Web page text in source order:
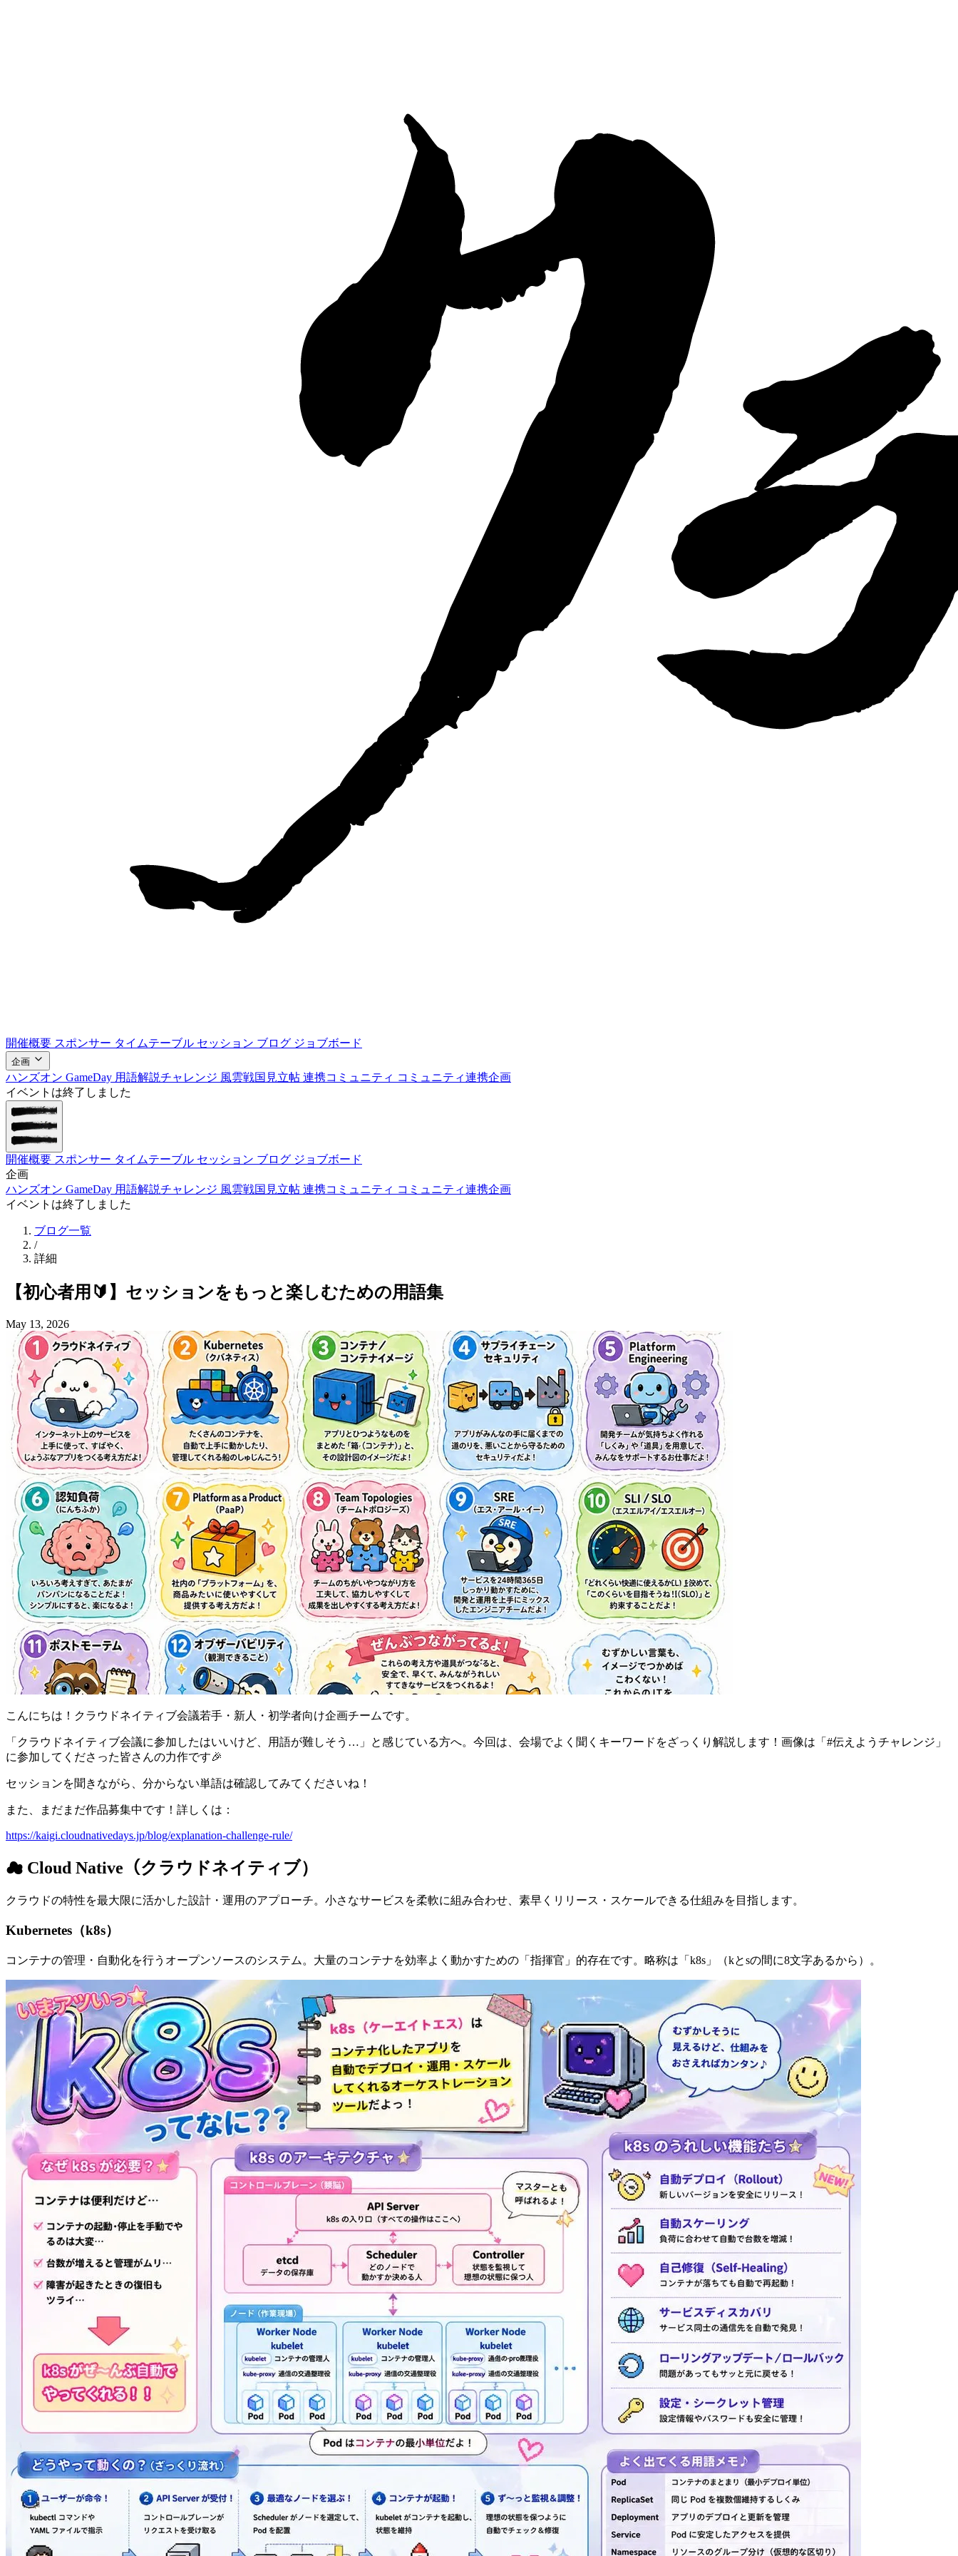
開催概要 スポンサー タイムテーブル セッション ブログ ジョブボード
企画
ハンズオン GameDay 用語解説チャレンジ 風雲戦国見立帖 連携コミュニティ コミュニティ連携企画
イベントは終了しました
開催概要 スポンサー タイムテーブル セッション ブログ ジョブボード
企画
ハンズオン GameDay 用語解説チャレンジ 風雲戦国見立帖 連携コミュニティ コミュニティ連携企画
イベントは終了しました
ブログ一覧
/
詳細
【初心者用🔰】セッションを もっと楽しむための用語集
May 13, 2026
こんにちは！クラウドネイティブ会議若手・新人・初学者向け企画チームです。
「クラウドネイティブ会議に参加したはいいけど、用語が難しそう…」と感じている方へ。今回は、会場でよく聞くキーワードをざっくり解説します！画像は「#伝えようチャレンジ」
に参加してくださった皆さんの力作です🎉
セッションを聞きながら、分からない単語は確認してみてくださいね！
また、まだまだ作品募集中です！詳しくは：
https://kaigi.cloudnativedays.jp/blog/explanation-challenge-rule/
☁ Cloud Native（クラウドネイティブ）
クラウドの特性を最大限に活かした設計・運用のアプローチ。小さなサービスを柔軟に組み合わせ、素早くリリース・スケールできる仕組みを目指します。
Kubernetes（k8s）
コンテナの管理・自動化を行うオープンソースのシステム。大量のコンテナを効率よく動かすための「指揮官」的存在です。略称は「k8s」（kとsの間に8文字あるから）。